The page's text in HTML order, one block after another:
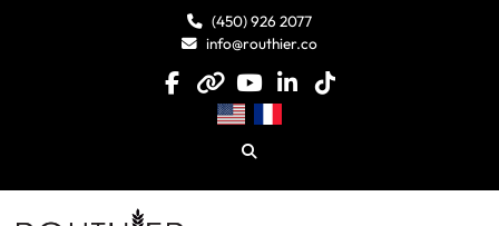
(450) 926 2077
info@routhier.co
facebook
otheryoutube
linkedin
tiktok
Chercheur